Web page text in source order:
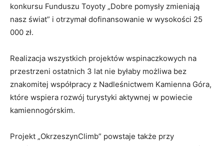
konkursu Funduszu Toyoty „Dobre pomysły zmieniają
nasz świat” i otrzymał dofinansowanie w wysokości 25
000 zł.
Realizacja wszystkich projektów wspinaczkowych na
przestrzeni ostatnich 3 lat nie byłaby możliwa bez
znakomitej współpracy z Nadleśnictwem Kamienna Góra,
które wspiera rozwój turystyki aktywnej w powiecie
kamiennogórskim.
Projekt „OkrzeszynClimb” powstaje także przy